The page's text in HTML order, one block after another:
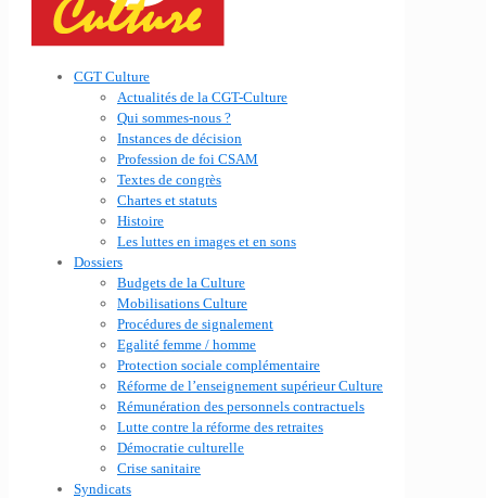
CGT Culture
Actualités de la CGT-Culture
Qui sommes-nous ?
Instances de décision
Profession de foi CSAM
Textes de congrès
Chartes et statuts
Histoire
Les luttes en images et en sons
Dossiers
Budgets de la Culture
Mobilisations Culture
Procédures de signalement
Egalité femme / homme
Protection sociale complémentaire
Réforme de l’enseignement supérieur Culture
Rémunération des personnels contractuels
Lutte contre la réforme des retraites
Démocratie culturelle
Crise sanitaire
Syndicats